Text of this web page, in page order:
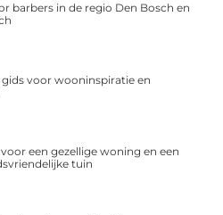
barbers in de regio Den Bosch en
voor wooninspiratie en
een gezellige woning en een
tuin